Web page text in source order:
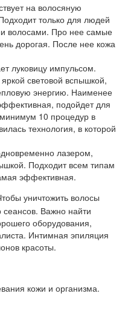
на волосяную
только для людей
волосами. Про нее самые
дорогая. После нее кожа
луковицу импульсом.
световой вспышкой,
энергию. Наименее
подойдет для
10 процедур в
технология, в которой
лазером,
Подходит всем типам
эффективная.
уничтожить волосы
сеансов. Важно найти
оборудования,
Интимная эпиляция
красоты.
кожи и организма.